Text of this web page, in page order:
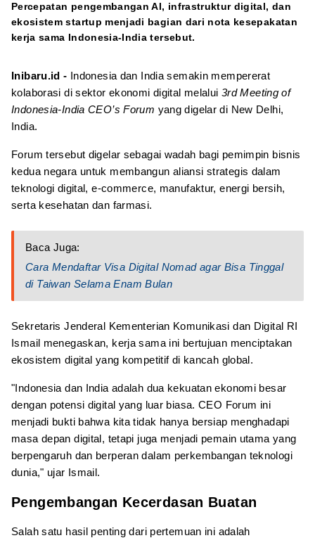
Percepatan pengembangan AI, infrastruktur digital, dan
ekosistem startup menjadi bagian dari nota kesepakatan
kerja sama Indonesia-India tersebut.
Inibaru.id - Indonesia dan India semakin mempererat
kolaborasi di sektor ekonomi digital melalui 3rd Meeting of
Indonesia-India CEO’s Forum yang digelar di New Delhi,
India.
Forum tersebut digelar sebagai wadah bagi pemimpin bisnis
kedua negara untuk membangun aliansi strategis dalam
teknologi digital, e-commerce, manufaktur, energi bersih,
serta kesehatan dan farmasi.
Baca Juga:
Cara Mendaftar Visa Digital Nomad agar Bisa Tinggal
di Taiwan Selama Enam Bulan
Sekretaris Jenderal Kementerian Komunikasi dan Digital RI
Ismail menegaskan, kerja sama ini bertujuan menciptakan
ekosistem digital yang kompetitif di kancah global.
"Indonesia dan India adalah dua kekuatan ekonomi besar
dengan potensi digital yang luar biasa. CEO Forum ini
menjadi bukti bahwa kita tidak hanya bersiap menghadapi
masa depan digital, tetapi juga menjadi pemain utama yang
berpengaruh dan berperan dalam perkembangan teknologi
dunia," ujar Ismail.
Pengembangan Kecerdasan Buatan
Salah satu hasil penting dari pertemuan ini adalah